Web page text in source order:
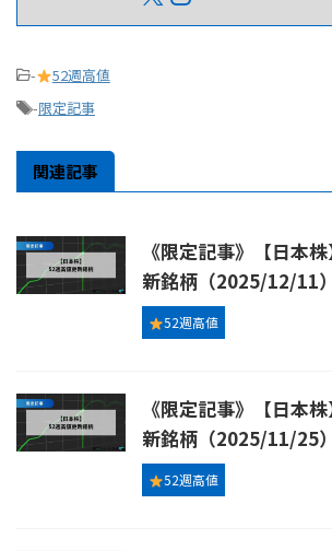
-
52週高値
-限定記事
関連記事
《限定記事》【日本
新銘柄（2025/12/11）
52週高値
《限定記事》【日本
新銘柄（2025/11/25）
52週高値